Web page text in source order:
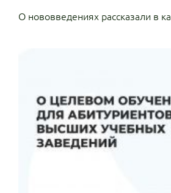
О нововведениях рассказали в